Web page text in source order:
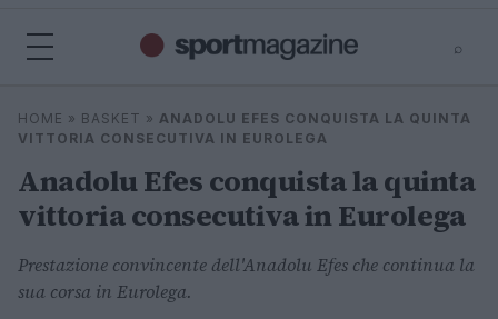
⌕
Cerca
⌕ ×
HOME » BASKET » ANADOLU EFES CONQUISTA LA QUINTA
VITTORIA CONSECUTIVA IN EUROLEGA
Anadolu Efes conquista la quinta
vittoria consecutiva in Eurolega
Prestazione convincente dell'Anadolu Efes che continua la
sua corsa in Eurolega.